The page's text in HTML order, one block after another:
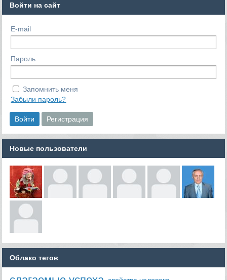
Войти на сайт
E-mail
Пароль
Запомнить меня
Забыли пароль?
Новые пользователи
Облако тегов